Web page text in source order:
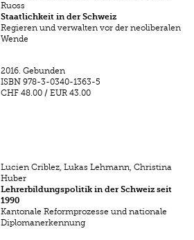
Ruoss
Staatlichkeit in der Schweiz
Regieren und verwalten vor der neoliberalen
Wende
2016. Gebunden
ISBN 978-3-0340-1363-5
CHF 48.00 /EUR 43.00
Lucien Criblez, Lukas Lehmann, Christina
Huber
Lehrerbildungspolitik in der Schweiz seit
1990
Kantonale Reformprozesse und nationale
Diplomanerkennung